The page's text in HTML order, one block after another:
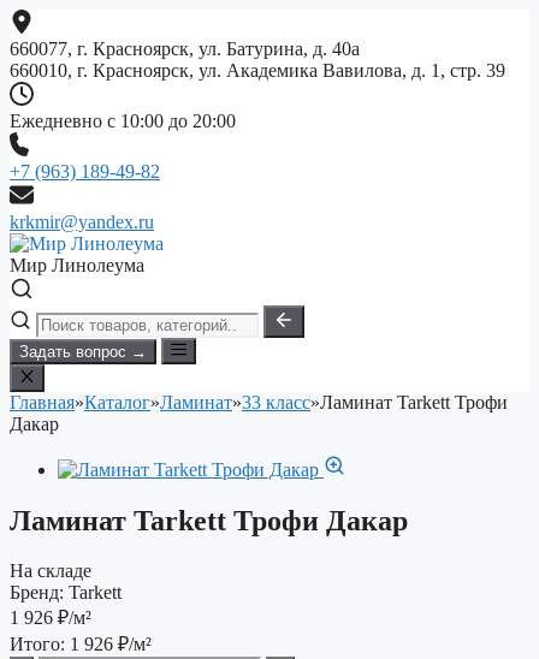
Перейти
к
содержимому
660077, г. Красноярск, ул. Батурина, д. 40а
660010, г. Красноярск, ул. Академика Вавилова, д. 1, стр. 39
Ежедневно с 10:00 до 20:00
+7 (963) 189-49-82
krkmir@yandex.ru
Мир Линолеума
Задать вопрос →
Главная»Каталог»Ламинат»33 класс»Ламинат Tarkett Трофи
Дакар
Ламинат Tarkett Трофи Дакар
На складе
Бренд: Tarkett
1 926 ₽/м²
Итого: 1 926 ₽/м²